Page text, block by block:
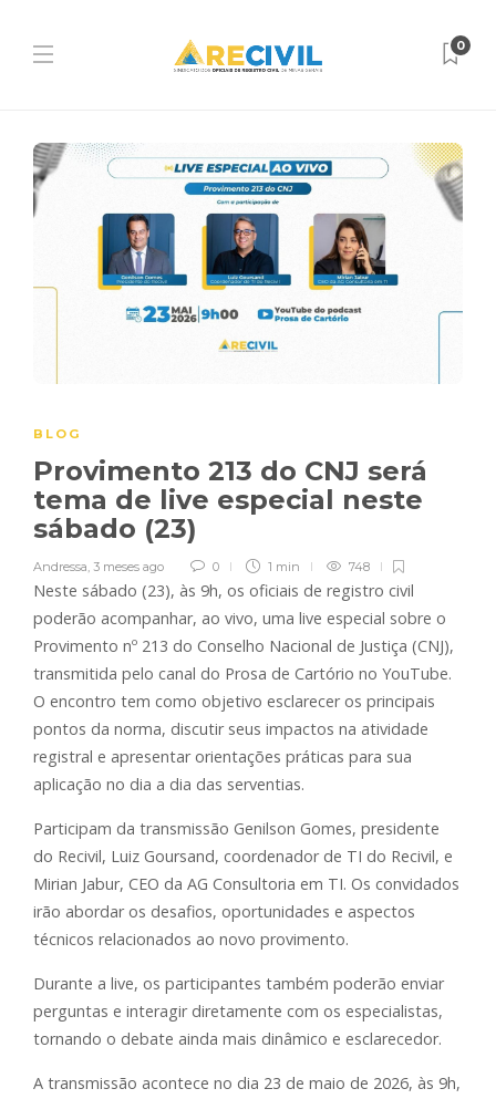
0
BLOG
Provimento 213 do CNJ será
tema de live especial neste
sábado (23)
Andressa, 3 meses ago 0 1 min 748
Neste sábado (23), às 9h, os oficiais de registro civil
poderão acompanhar, ao vivo, uma live especial sobre o
Provimento nº 213 do Conselho Nacional de Justiça (CNJ),
transmitida pelo canal do Prosa de Cartório no YouTube.
O encontro tem como objetivo esclarecer os principais
pontos da norma, discutir seus impactos na atividade
registral e apresentar orientações práticas para sua
aplicação no dia a dia das serventias.
Participam da transmissão Genilson Gomes, presidente
do Recivil, Luiz Goursand, coordenador de TI do Recivil, e
Mirian Jabur, CEO da AG Consultoria em TI. Os convidados
irão abordar os desafios, oportunidades e aspectos
técnicos relacionados ao novo provimento.
Durante a live, os participantes também poderão enviar
perguntas e interagir diretamente com os especialistas,
tornando o debate ainda mais dinâmico e esclarecedor.
A transmissão acontece no dia 23 de maio de 2026, às 9h,